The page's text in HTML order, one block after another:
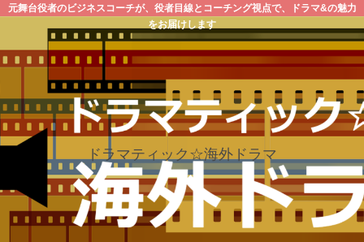
元舞台役者のビジネスコーチが、役者目線とコーチング視点で、ドラマ&の魅力
をお届けします
ドラマティック☆海外ドラマ